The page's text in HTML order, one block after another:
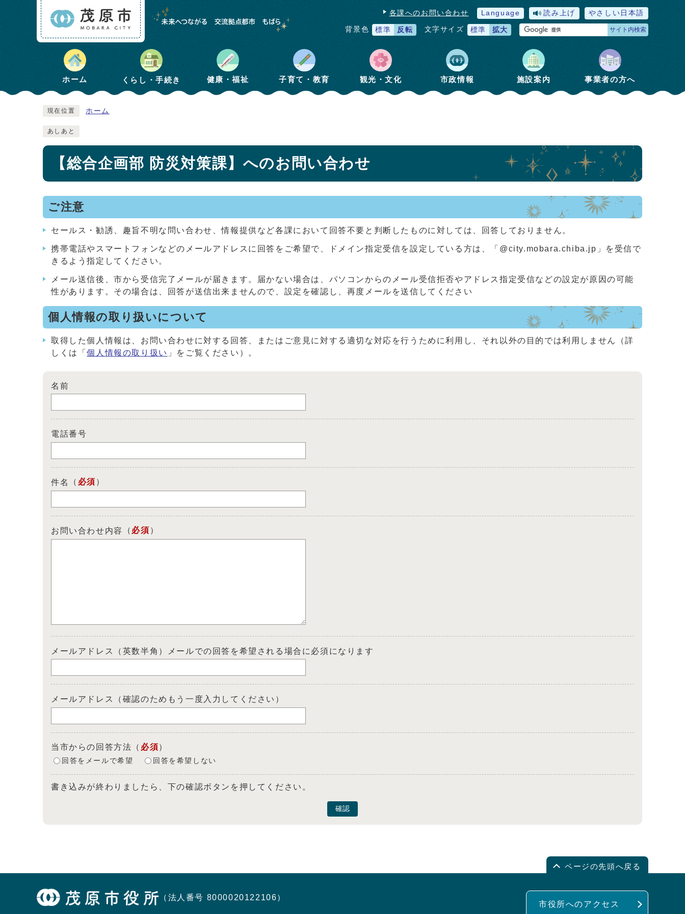
各課へのお問い合わせ Language 読み上げ やさしい日本語
背景色 標準 反転 文字サイズ 標準 拡大 サイト内検索
ホーム くらし・手続き 健康・福祉 子育て・教育 観光・文化 市政情報 施設案内 事業者の方へ
現在位置 ホーム
あしあと
【総合企画部 防災対策課】へのお問い合わせ
ご注意
セールス・勧誘、趣旨不明な問い合わせ、情報提供など各課において回答不要と判断したものに対しては、回答しておりません。
携帯電話やスマートフォンなどのメールアドレスに回答をご希望で、ドメイン指定受信を設定している方は、「@city.mobara.chiba.jp」を受信で
きるよう指定してください。
メール送信後、市から受信完了メールが届きます。届かない場合は、パソコンからのメール受信拒否やアドレス指定受信などの設定が原因の可能
性があります。その場合は、回答が送信出来ませんので、設定を確認し、再度メールを送信してください
個人情報の取り扱いについて
取得した個人情報は、お問い合わせに対する回答、またはご意見に対する適切な対応を行うために利用し、それ以外の目的では利用しません（詳
しくは「個人情報の取り扱い 」をご覧ください）。
名前
電話番号
件名 （ 必須 ）
お問い合わせ内容 （ 必須 ）
メールアドレス（英数半角）メールでの回答を希望される場合に必須になります
メールアドレス（確認のためもう一度入力してください）
当市からの回答方法 （ 必須）
回答をメールで希望 回答を希望しない
書き込みが終わりましたら、下の確認ボタンを押してください。
確認
ページの先頭へ戻る
（法人番号 8000020122106）
市役所へのアクセス